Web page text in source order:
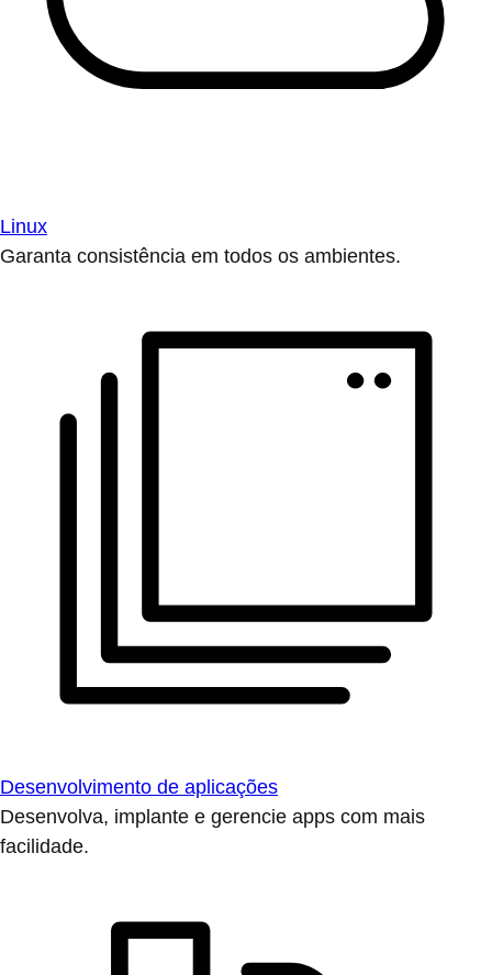
Linux
Garanta consistência em todos os ambientes.
Desenvolvimento de aplicações
Desenvolva, implante e gerencie apps com mais
facilidade.